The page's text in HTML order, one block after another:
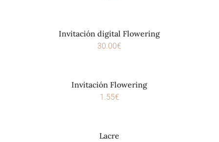
Invitación digital Flowering
30.00€
Invitación Flowering
1.55€
Lacre